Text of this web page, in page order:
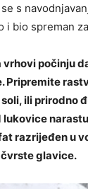
s
i bio spreman
počinju
Pripremite
ili prirodno
lukovice
razrijeđen u
glavice.